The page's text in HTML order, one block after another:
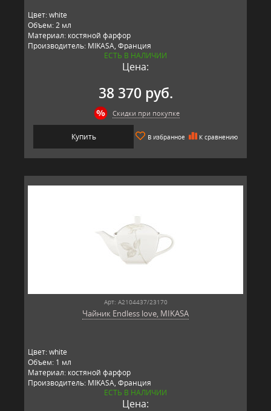
Цвет: white
Объем: 2 мл
Материал: костяной фарфор
Производитель: MIKASA, Франция
ЕСТЬ В НАЛИЧИИ
Цена:
38 370 руб.
Скидки при покупке
Купить В избранное К сравнению
Арт: A2104437/23170
Чайник Endless love, MIKASA
Цвет: white
Объем: 1 мл
Материал: костяной фарфор
Производитель: MIKASA, Франция
ЕСТЬ В НАЛИЧИИ
Цена: